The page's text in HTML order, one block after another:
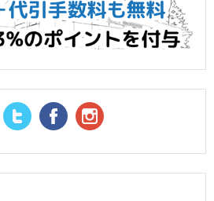
RSS Feed
Twitter Facebook